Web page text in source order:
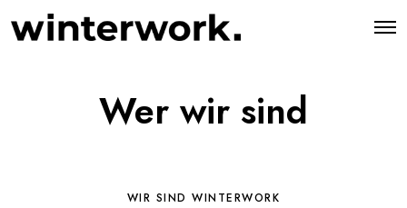
O
Wer wir sind
WIR SIND WINTERWORK